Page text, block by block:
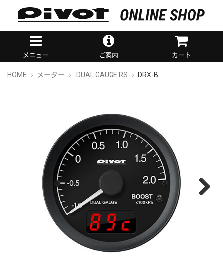
メニュー ご案内 カート
HOME メーター DUAL GAUGE RS DRX-B